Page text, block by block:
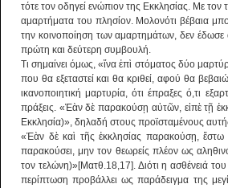
τότε τον οδηγεί ενώπιον της Εκκλησίας. Με
αμαρτήματα του πλησίον. Μολονότι βέβαια
την κοινοποίηση των αμαρτημάτων, δεν
πρώτη και δεύτερη συμβουλή.
Τι σημαίνει όμως, «ἵνα ἐπὶ στόματος δύο
που θα εξεταστεί και θα κριθεί, αφού θα
ικανοποιητική μαρτυρία, ότι έπραξες ό,τι
πράξεις. «Ἐὰν δὲ παρακούσῃ αὐτῶν, εἰπὲ τῇ
Εκκλησία)», δηλαδή στους προϊσταμένους
«Ἐὰν δὲ καὶ τῆς ἐκκλησίας παρακούσῃ,
παρακούσει, μην τον θεωρείς πλέον ως
τον τελώνη)»[Ματθ.18,17]. Διότι η ασθένειά
περίπτωση προβάλλει ως παράδειγμα της